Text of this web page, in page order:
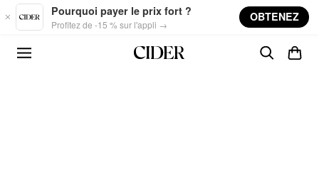
Skip to main content
Pourquoi payer le prix fort ?
Profitez de -15 % sur l'appli →
OBTENEZ